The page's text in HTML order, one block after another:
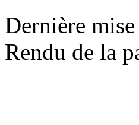
Dernière
Rendu de la